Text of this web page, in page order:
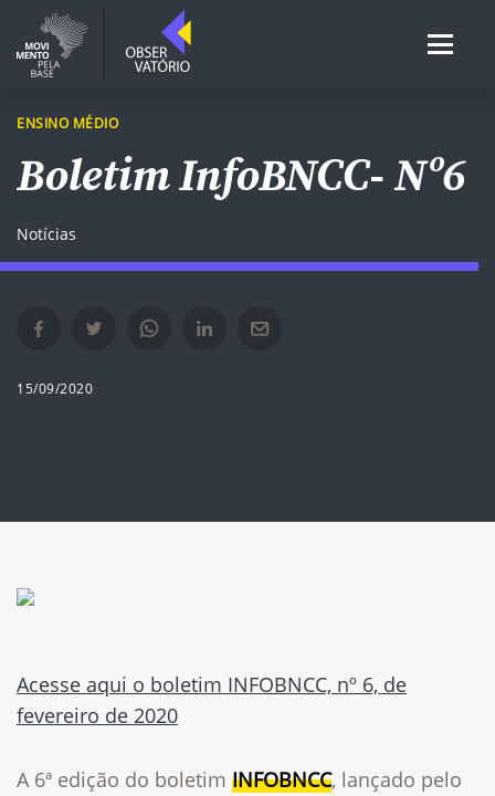
ENSINO MÉDIO
Boletim InfoBNCC- Nº6
Notícias
Compartilhar no Facebook em nova janela
Compartilhar no Twitter em nova janela
Compartilhar no Whatsapp em nova janela
Compartilhar no Linkedin em nova janela
Compartilhar por e-mail em nova janela
15/09/2020
Acesse aqui o boletim INFOBNCC, nº 6, de
fevereiro de 2020
A 6ª edição do boletim INFOBNCC, lançado pelo